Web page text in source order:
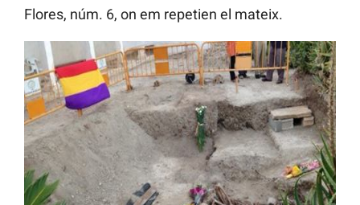
Flores, núm. 6, on em repetien el mateix.